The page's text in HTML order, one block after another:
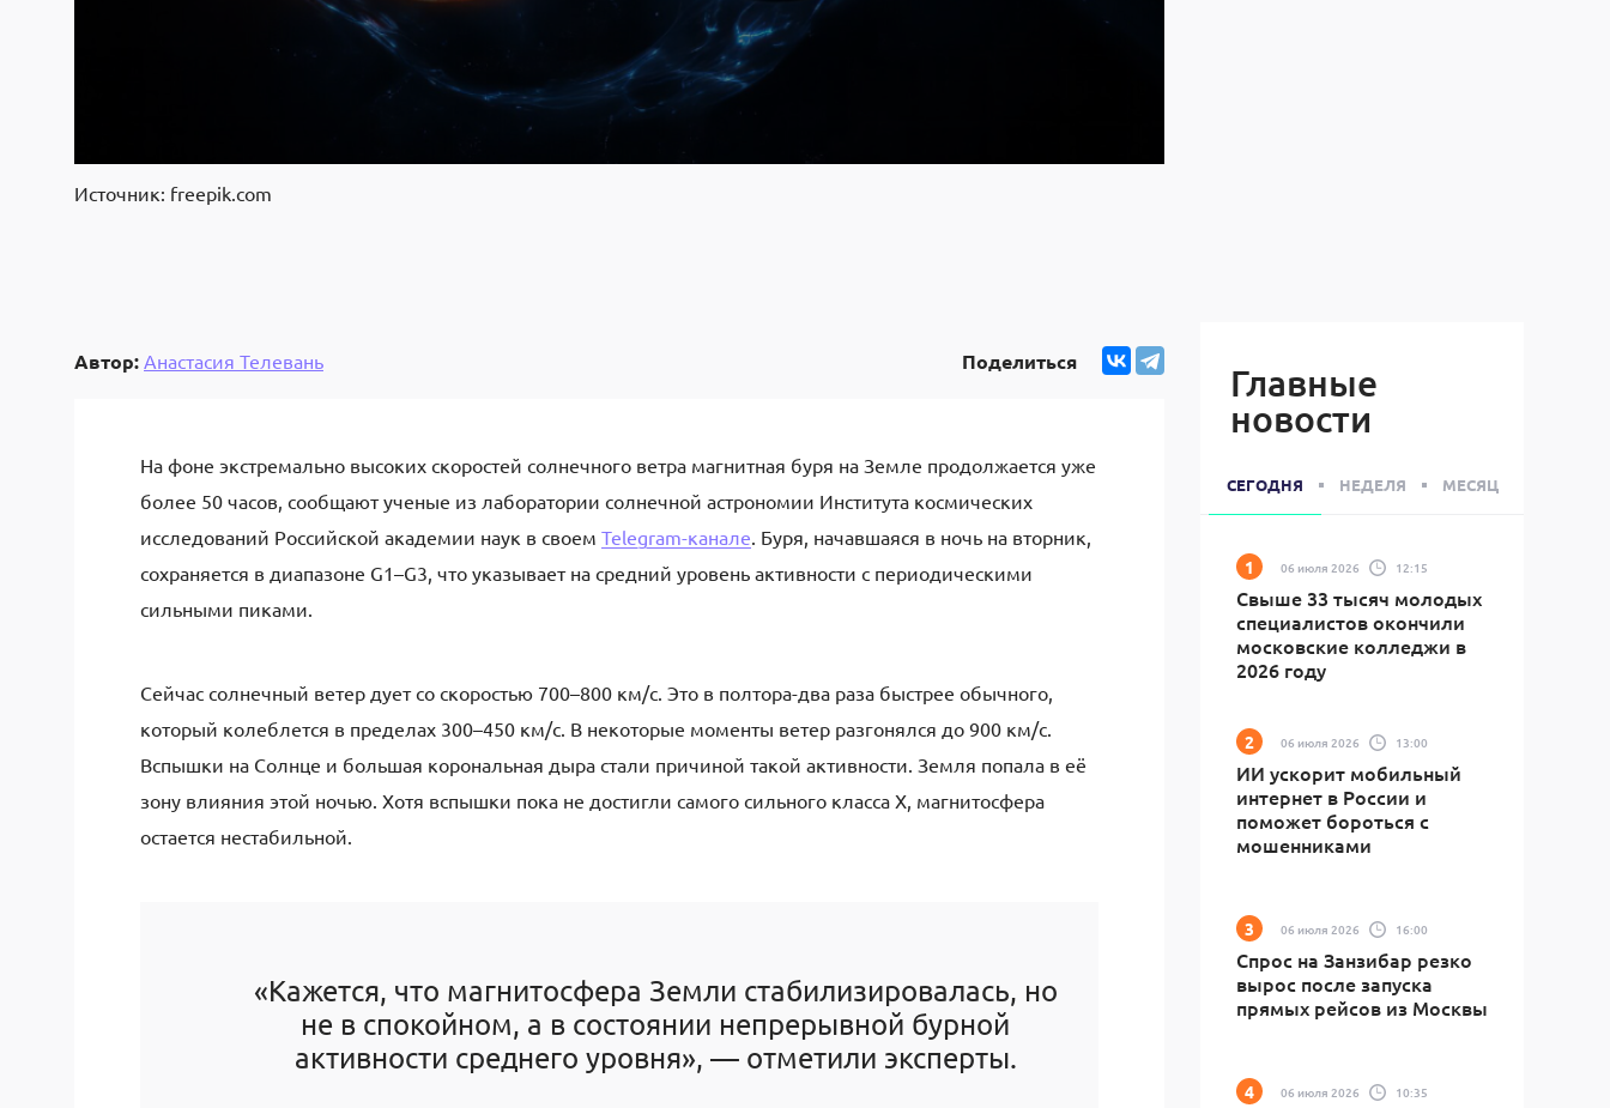
Источник: freepik.com
Автор: Анастасия Телевань Поделиться
На фоне экстремально высоких скоростей солнечного ветра магнитная буря на Земле продолжается уже
более 50 часов, сообщают ученые из лаборатории солнечной астрономии Института космических
исследований Российской академии наук в своем Telegram-канале. Буря, начавшаяся в ночь на вторник,
сохраняется в диапазоне G1–G3, что указывает на средний уровень активности с периодическими
сильными пиками.
Сейчас солнечный ветер дует со скоростью 700–800 км/с. Это в полтора-два раза быстрее обычного,
который колеблется в пределах 300–450 км/с. В некоторые моменты ветер разгонялся до 900 км/с.
Вспышки на Солнце и большая корональная дыра стали причиной такой активности. Земля попала в её
зону влияния этой ночью. Хотя вспышки пока не достигли самого сильного класса X, магнитосфера
остается нестабильной.
«Кажется, что магнитосфера Земли стабилизировалась, но
не в спокойном, а в состоянии непрерывной бурной
активности среднего уровня», — отметили эксперты.
Главные
новости
СЕГОДНЯ НЕДЕЛЯ МЕСЯЦ
06 июля 2026 12:15
Свыше 33 тысяч молодых
специалистов окончили
московские колледжи в
2026 году
06 июля 2026 13:00
ИИ ускорит мобильный
интернет в России и
поможет бороться с
мошенниками
06 июля 2026 16:00
Спрос на Занзибар резко
вырос после запуска
прямых рейсов из Москвы
06 июля 2026 10:35